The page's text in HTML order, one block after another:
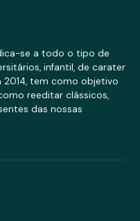
se a todo o tipo de
infantil, de carater
tem como objetivo
reeditar clássicos,
das nossas